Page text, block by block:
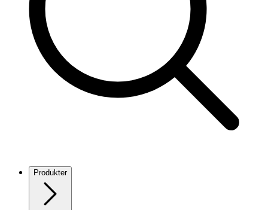
Produkter